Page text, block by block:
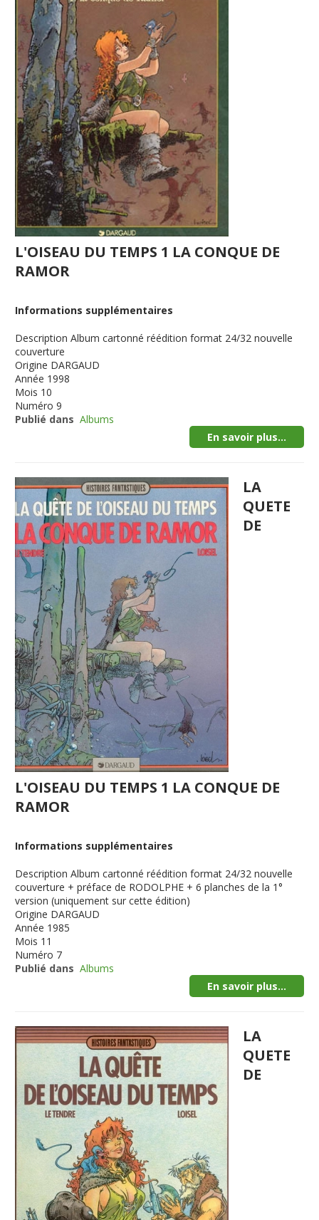
L'OISEAU DU TEMPS 1 LA CONQUE DE
RAMOR
Informations supplémentaires
Description Album cartonné réédition format 24/32 nouvelle
couverture
Origine DARGAUD
Année 1998
Mois 10
Numéro 9
Publié dans Albums
En savoir plus...
LA
QUETE
DE
L'OISEAU DU TEMPS 1 LA CONQUE DE
RAMOR
Informations supplémentaires
Description Album cartonné réédition format 24/32 nouvelle
couverture + préface de RODOLPHE + 6 planches de la 1°
version (uniquement sur cette édition)
Origine DARGAUD
Année 1985
Mois 11
Numéro 7
Publié dans Albums
En savoir plus...
LA
QUETE
DE